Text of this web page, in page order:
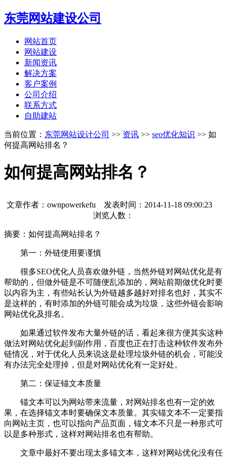
东莞网站建设公司
网站首页
网站建设
新闻资讯
解决方案
客户案例
公司介绍
联系方式
自助建站
当前位置： 东莞网站设计公司 >> 资讯 >> seo优化知识 >> 如
何提高网站排名？
如何提高网站排名？
文章作者：ownpowerkefu 发表时间： 2014-11-18 09:00:23
浏览人数：
摘要： 如何提高网站排名？
第一：外链使用要谨慎
很多SEO优化人员喜欢做外链，当然外链对网站优化是有
帮助的，但做外链是不可随便乱添加的，网站前期做优化时要
以内容为主，有些站长认为外链越多越好对排名也好，其实不
是这样的，有时添加的外链可能会成为垃圾，这些外链会影响
网站优化及排名。
如果通过软件发布大量外链的话，看起来很方便其实这种
做法对网站优化起到副作用，百度也正在打击这种软件发布外
链情况，对于优化人员来说这是处理垃圾外链的机会，可能没
有办法完全处理掉，但是对网站优化有一定好处。
第二：保证锚文本质量
锚文本可以为网站带来流量，对网站排名也有一定的效
果，在选择锚文本时要确保文本质量。其实锚文本不一定要指
向网站主页，也可以指向产品页面，锚文本不只是一种形式可
以是多种形式，这样对网站排名也有帮助。
文章中最好不要出现太多锚文本，这样对网站优化没有任